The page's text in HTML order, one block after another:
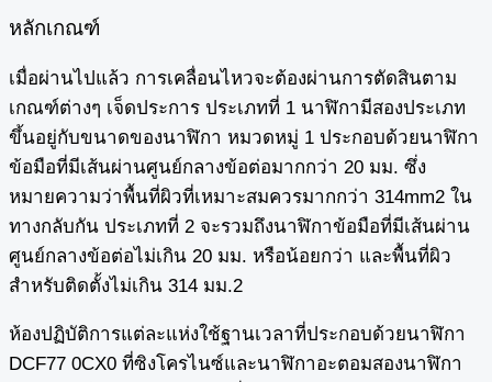
หลักเกณฑ์
เมื่อผ่านไปแล้ว การเคลื่อนไหวจะต้องผ่านการตัดสินตาม
เกณฑ์ต่างๆ เจ็ดประการ ประเภทที่ 1 นาฬิกามีสองประเภท
ขึ้นอยู่กับขนาดของนาฬิกา หมวดหมู่ 1 ประกอบด้วยนาฬิกา
ข้อมือที่มีเส้นผ่านศูนย์กลางข้อต่อมากกว่า 20 มม. ซึ่ง
หมายความว่าพื้นที่ผิวที่เหมาะสมควรมากกว่า 314mm2 ใน
ทางกลับกัน ประเภทที่ 2 จะรวมถึงนาฬิกาข้อมือที่มีเส้นผ่าน
ศูนย์กลางข้อต่อไม่เกิน 20 มม. หรือน้อยกว่า และพื้นที่ผิว
สำหรับติดตั้งไม่เกิน 314 มม.2
ห้องปฏิบัติการแต่ละแห่งใช้ฐานเวลาที่ประกอบด้วยนาฬิกา
DCF77 0CX0 ที่ซิงโครไนซ์และนาฬิกาอะตอมสองนาฬิกา